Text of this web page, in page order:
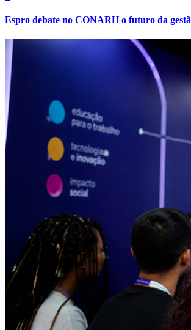
Athletico-PR
Espro debate no CONARH o futuro da